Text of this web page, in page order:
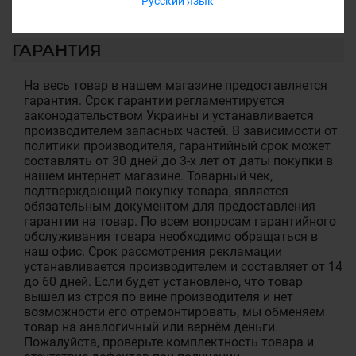
ГАРАНТИЯ
На весь товар в нашем магазине предоставляется
гарантия. Срок гарантии регламентируется
законодательством Украины и устанавливается
производителем запасных частей. В зависимости от
политики производителя, гарантийный срок может
составлять от 30 дней до 3-х лет от даты покупки в
нашем интернет магазине. Товарный чек,
подтверждающий покупку товара, является
обязательным документом для предоставления
гарантии на товар. По всем вопросам гарантийного
обслуживания товара необходимо обращаться в
наш офис. Срок рассмотрения рекламации
устанавливается производителем и составляет от 14
до 60 дней. Если будет установлено, что товар
вышел из строя по вине производителя и нет
возможности его отремонтировать, мы обменяем
товар на аналогичный или вернём деньги.
Пожалуйста, проверьте комплектность товара и